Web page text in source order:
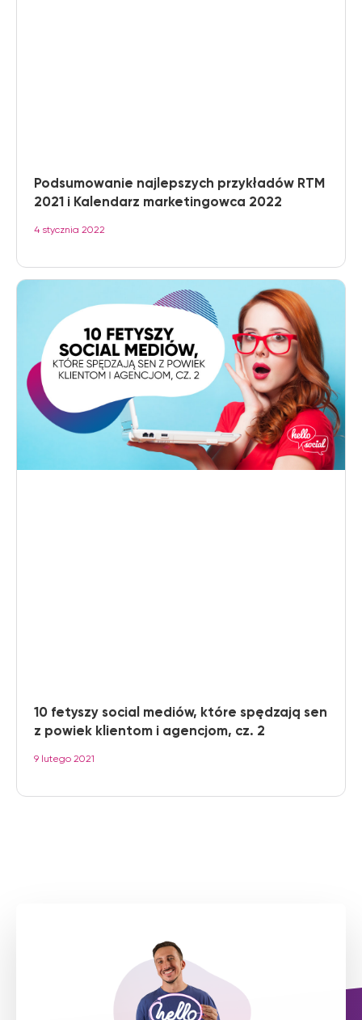
Podsumowanie najlepszych przykładów RTM
2021 i Kalendarz marketingowca 2022
4 stycznia 2022
10 fetyszy social mediów, które spędzają sen
z powiek klientom i agencjom, cz. 2
9 lutego 2021